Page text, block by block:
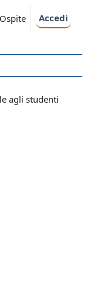
Ospite Accedi
agli studenti